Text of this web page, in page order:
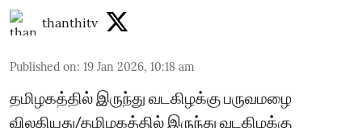
thanthitv
Published on: 19 Jan 2026, 10:18 am
தமிழகத்தில் இருந்து வடகிழக்கு பருவமழை
விலகியது/தமிழகத்தில் இருந்து வடகிழக்கு